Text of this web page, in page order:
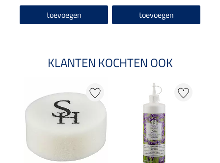
toevoegen toevoegen
KLANTEN KOCHTEN OOK